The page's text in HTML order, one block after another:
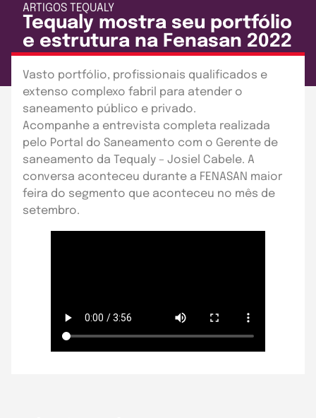
ARTIGOS TEQUALY
Tequaly mostra seu portfólio
e estrutura na Fenasan 2022
Publicado em: 28 de setembro de 2022
Vasto portfólio, profissionais qualificados e
extenso complexo fabril para atender o
saneamento público e privado.
Acompanhe a entrevista completa realizada
pelo Portal do Saneamento com o Gerente de
saneamento da Tequaly – Josiel Cabele. A
conversa aconteceu durante a FENASAN maior
feira do segmento que aconteceu no mês de
setembro.